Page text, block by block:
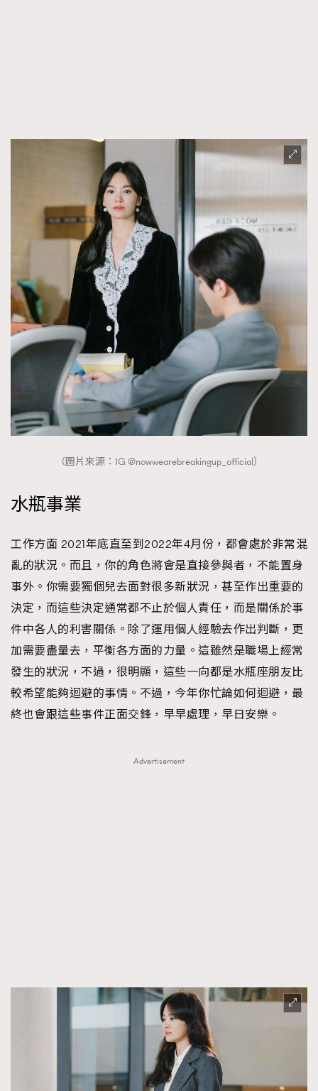
（圖片來源：IG @nowwearebreakingup_official）
水瓶事業
工作方面 2021年底直至到2022年4月份，都會處於非常混
亂的狀況。而且，你的角色將會是直接參與者，不能置身
事外。你需要獨個兒去面對很多新狀況，甚至作出重要的
決定，而這些決定通常都不止於個人責任，而是關係於事
件中各人的利害關係。除了運用個人經驗去作出判斷，更
加需要盡量去，平衡各方面的力量。這雖然是職場上經常
發生的狀況，不過，很明顯，這些一向都是水瓶座朋友比
較希望能夠迴避的事情。不過，今年你忙論如何迴避，最
終也會跟這些事件正面交鋒，早早處理，早日安樂。
Advertisement